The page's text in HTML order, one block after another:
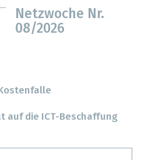
Netzwoche Nr.
08/2026
auf die ICT-Beschaffung